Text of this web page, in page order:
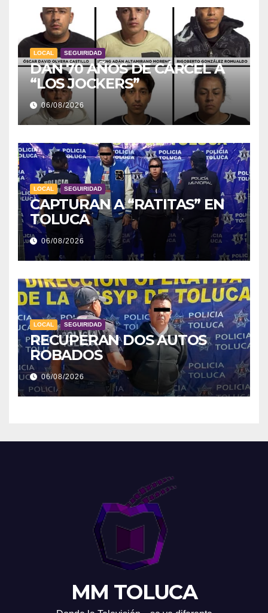
LOCAL SEGUIRIDAD
DAN 70 AÑOS DE CÁRCEL A
“LOS JOCKERS”
06/08/2026
LOCAL SEGUIRIDAD
CAPTURAN A “RATITAS” EN
TOLUCA
06/08/2026
LOCAL SEGUIRIDAD
RECUPERAN DOS AUTOS
ROBADOS
06/08/2026
MM TOLUCA